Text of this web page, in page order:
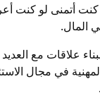
كنت أتمنى لو كنت
المال.
علاقات مع
في مجال